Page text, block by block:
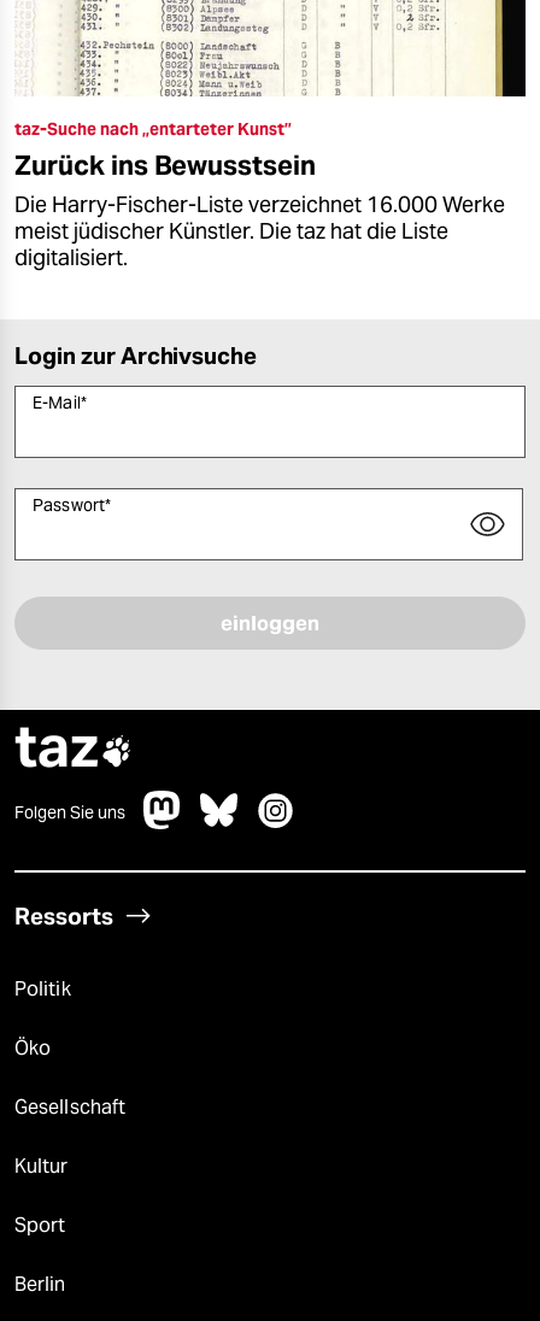
taz-Suche nach „entarteter Kunst”
Zurück ins Bewusstsein
Die Harry-Fischer-Liste verzeichnet 16.000 Werke
meist jüdischer Künstler. Die taz hat die Liste
digitalisiert.
Login zur Archivsuche
E-Mail*
Passwort*
taz
Folgen Sie uns
Ressorts
Politik
Öko
Gesellschaft
Kultur
Sport
Berlin